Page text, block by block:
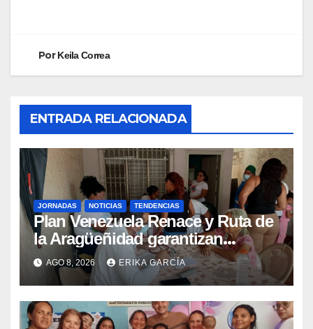
PorKeila Correa
ENTRADA RELACIONADA
JORNADAS NOTICIAS TENDENCIAS
Plan Venezuela Renace y Ruta de
la Aragüeñidad garantizan
atención médica integral en
Aragua
AGO 8, 2026 ERIKA GARCÍA